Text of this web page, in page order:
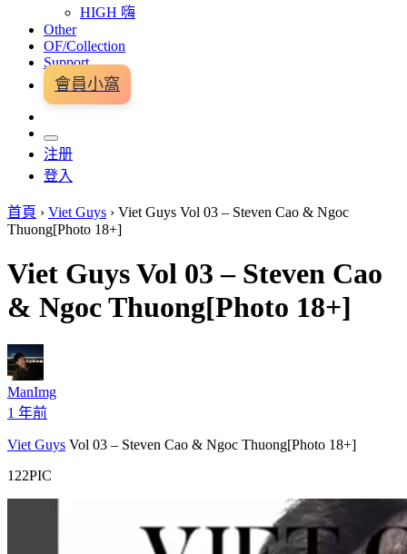
HIGH 嗨
Other
OF/Collection
Support
會員小窩
注册
登入
首頁 › Viet Guys › Viet Guys Vol 03 – Steven Cao & Ngoc
Thuong[Photo 18+]
Viet Guys Vol 03 – Steven Cao
& Ngoc Thuong[Photo 18+]
ManImg
1 年前
Viet Guys Vol 03 – Steven Cao & Ngoc Thuong[Photo 18+]
122PIC